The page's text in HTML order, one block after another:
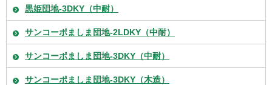
黒姫団地-3DKY（中耐）
サンコーポましま団地-2LDKY（中耐）
サンコーポましま団地-3DKY（中耐）
サンコーポましま団地-3DKY（木造）